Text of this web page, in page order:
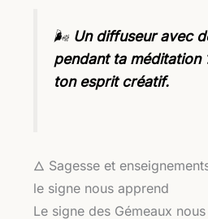
🌬️ Un diffuseur avec
pendant ta méditation
ton esprit créatif.
🜂 Sagesse et
le signe nous apprend
Le signe des Gémeaux